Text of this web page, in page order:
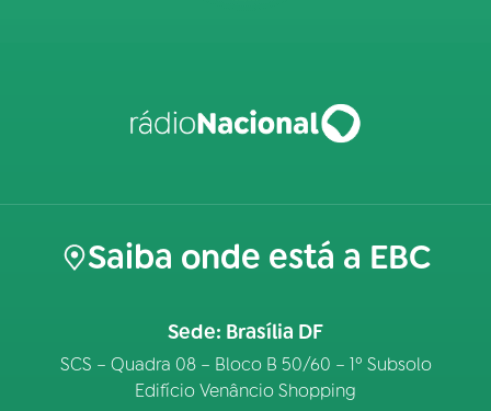
Saiba onde está a EBC
Sede: Brasília DF
SCS – Quadra 08 – Bloco B 50/60 – 1º Subsolo
Edifício Venâncio Shopping